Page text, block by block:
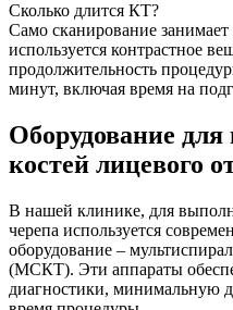
Сколько длится КТ?
Само сканирование
используется контрастное
продолжительность
минут, включая время на
Оборудование
костей лицевого
В нашей клинике, для
черепа используется
оборудование –
(МСКТ). Эти аппараты
диагностики, минимальную